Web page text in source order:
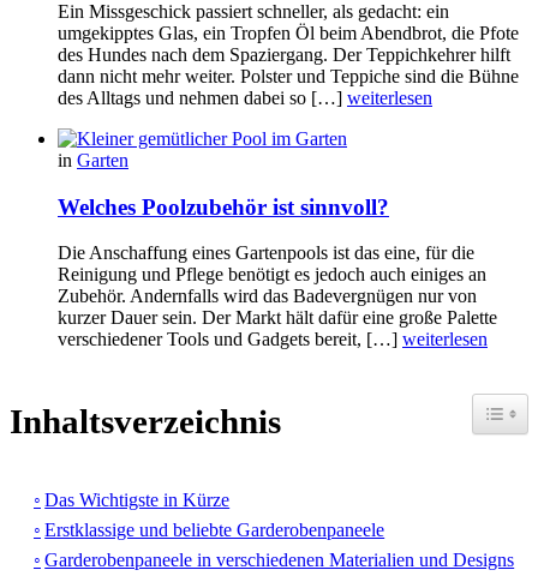
Ein Missgeschick passiert schneller, als gedacht: ein
umgekipptes Glas, ein Tropfen Öl beim Abendbrot, die Pfote
des Hundes nach dem Spaziergang. Der Teppichkehrer hilft
dann nicht mehr weiter. Polster und Teppiche sind die Bühne
des Alltags und nehmen dabei so […] weiterlesen
in Garten
Welches Poolzubehör ist sinnvoll?
Die Anschaffung eines Gartenpools ist das eine, für die
Reinigung und Pflege benötigt es jedoch auch einiges an
Zubehör. Andernfalls wird das Badevergnügen nur von
kurzer Dauer sein. Der Markt hält dafür eine große Palette
verschiedener Tools und Gadgets bereit, […] weiterlesen
Inhaltsverzeichnis
Das Wichtigste in Kürze
Erstklassige und beliebte Garderobenpaneele
Garderobenpaneele in verschiedenen Materialien und Designs